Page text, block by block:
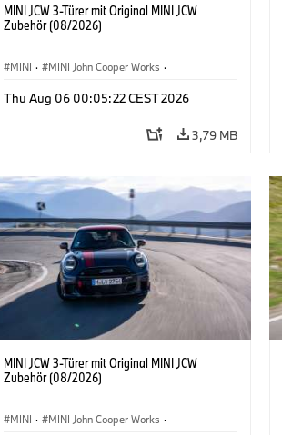
MINI JCW 3-Türer mit Original MINI JCW
Zubehör (08/2026)
MINI · MINI John Cooper Works ·
Sonderausstattungen, Zubehör
Thu Aug 06 00:05:22 CEST 2026
3,79 MB
MINI JCW 3-Türer mit Original MINI JCW
Zubehör (08/2026)
MINI · MINI John Cooper Works ·